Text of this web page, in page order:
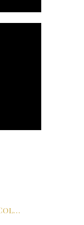
Mulher Natureza – Coleção de Outono de 2016